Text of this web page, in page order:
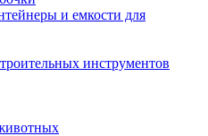
и емкости для
инструментов